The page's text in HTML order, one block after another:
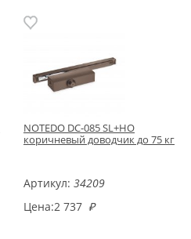
NOTEDO DC-085 SL+HO
коричневый доводчик до 75 кг
Артикул: 34209
Цена:2 737 ₽